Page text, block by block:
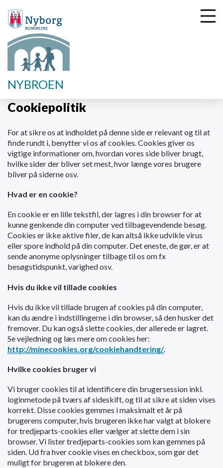
t
NYBROEN
Cookiepolitik
For at sikre os at indholdet på denne side er relevant og til at
finde rundt i, benytter vi os af cookies. Cookies giver os
vigtige informationer om, hvordan vores side bliver brugt,
hvilke sider der bliver set mest, hvor længe vores brugere
bliver på siderne osv.
Hvad er en cookie?
En cookie er en lille tekstfil, der lagres i din browser for at
kunne genkende din computer ved tilbagevendende besøg.
Cookies er ikke aktive filer, de kan altså ikke udvikle virus
eller spore indhold på din computer. Det eneste, de gør, er at
sende anonyme oplysninger tilbage til os om fx
besøgstidspunkt, varighed osv.
Hvis du ikke vil tillade cookies
Hvis du ikke vil tillade brugen af cookies på din computer,
kan du ændre i indstillingerne i din browser, så den husker det
fremover. Du kan også slette cookies, der allerede er lagret.
Se vejledning og læs mere om cookies her:
http://minecookies.org/cookiehandtering/.
Hvilke cookies bruger vi
Vi bruger cookies til at identificere din brugersession inkl.
loginmetode på tværs af sideskift, og til at sikre at siden vises
korrekt. Disse cookies gemmes i maksimalt et år på
brugerens computer, hvis brugeren ikke har valgt at blokere
for tredjeparts-cookies eller vælger at slette dem i sin
browser. Vi lister tredjeparts-cookies som kan gemmes på
siden. Ud fra hver cookie vises en checkbox, som gør det
muligt for brugeren at blokere den.